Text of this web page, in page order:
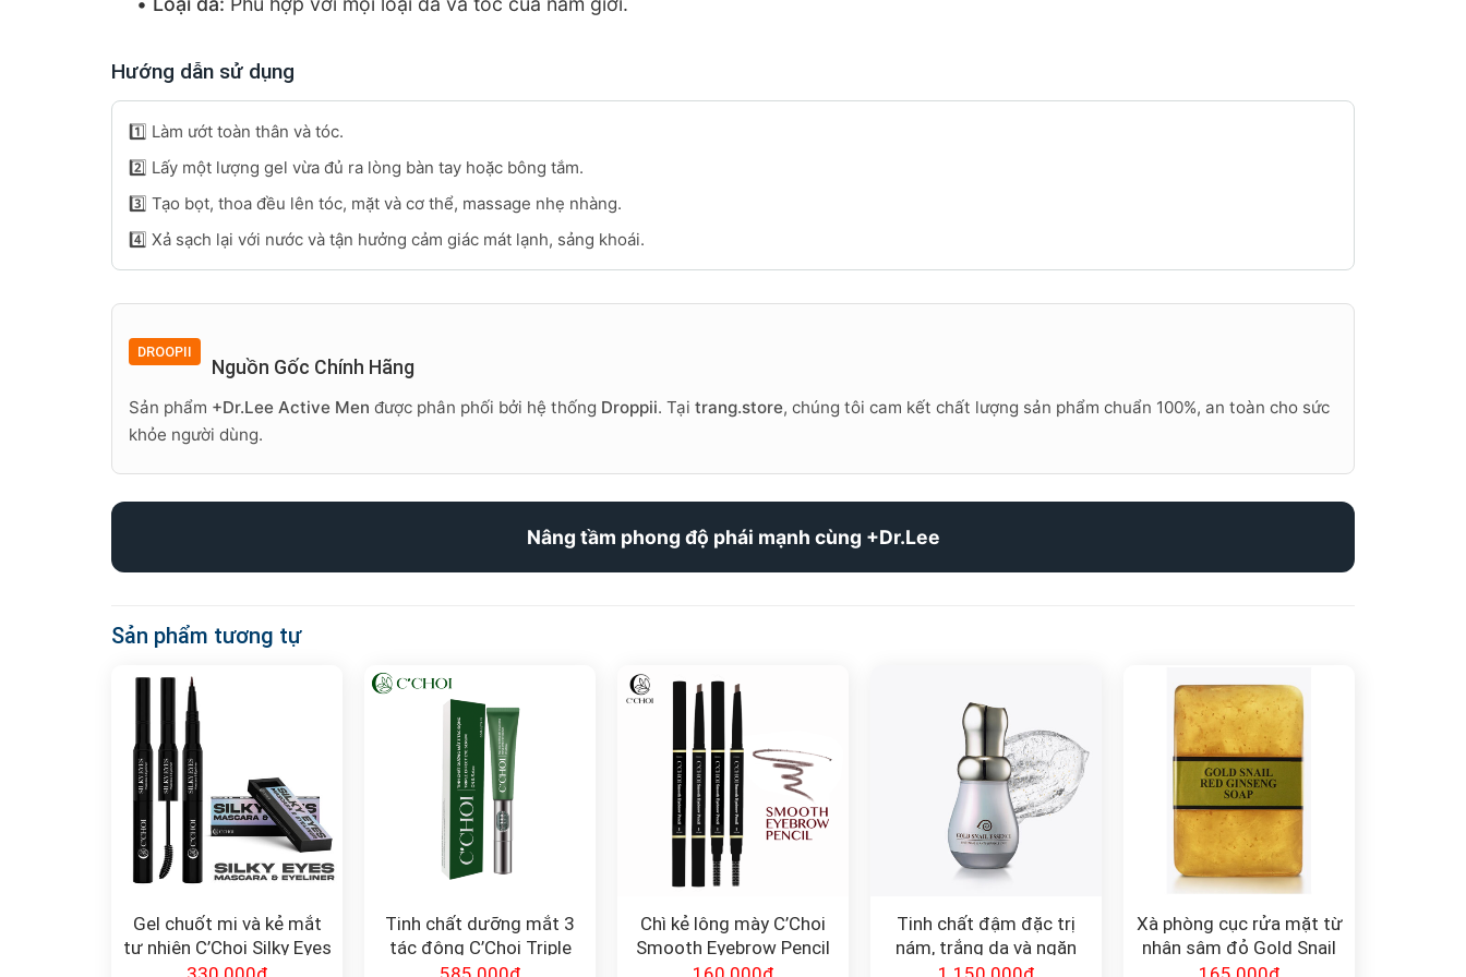
Hướng dẫn sử dụng
1️⃣ Làm ướt toàn thân và tóc.
2️⃣ Lấy một lượng gel vừa đủ ra lòng bàn tay hoặc bông tắm.
3️⃣ Tạo bọt, thoa đều lên tóc, mặt và cơ thể, massage nhẹ nhàng.
4️⃣ Xả sạch lại với nước và tận hưởng cảm giác mát lạnh, sảng khoái.
DROOPII
Nguồn Gốc Chính Hãng
Sản phẩm +Dr.Lee Active Men được phân phối bởi hệ thống Droppii. Tại trang.store, chúng tôi cam kết chất lượng sản phẩm chuẩn 100%, an toàn cho sức
khỏe người dùng.
Nâng tầm phong độ phái mạnh cùng +Dr.Lee
Sản phẩm tương tự
Gel chuốt mi và kẻ mắt
tự nhiên C’Choi Silky Eyes
Mascara & Eyeliner
Tinh chất dưỡng mắt 3
tác động C’Choi Triple
Effect Eye Serum
Chì kẻ lông mày C’Choi
Smooth Eyebrow Pencil
Tinh chất đậm đặc trị
nám, trắng da và ngăn
ngừa lão hóa Gold Snail
Xà phòng cục rửa mặt từ
nhân sâm đỏ Gold Snail
Red Ginseng Soap 90g